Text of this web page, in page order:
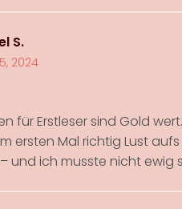
S.
2024
für Erstleser sind Gold
ersten Mal richtig Lust aufs
und ich musste nicht ewig